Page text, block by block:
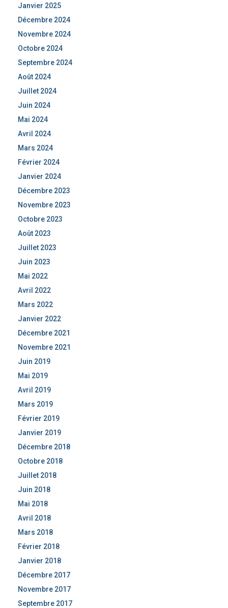
Janvier 2025
Décembre 2024
Novembre 2024
Octobre 2024
Septembre 2024
Août 2024
Juillet 2024
Juin 2024
Mai 2024
Avril 2024
Mars 2024
Février 2024
Janvier 2024
Décembre 2023
Novembre 2023
Octobre 2023
Août 2023
Juillet 2023
Juin 2023
Mai 2022
Avril 2022
Mars 2022
Janvier 2022
Décembre 2021
Novembre 2021
Juin 2019
Mai 2019
Avril 2019
Mars 2019
Février 2019
Janvier 2019
Décembre 2018
Octobre 2018
Juillet 2018
Juin 2018
Mai 2018
Avril 2018
Mars 2018
Février 2018
Janvier 2018
Décembre 2017
Novembre 2017
Septembre 2017